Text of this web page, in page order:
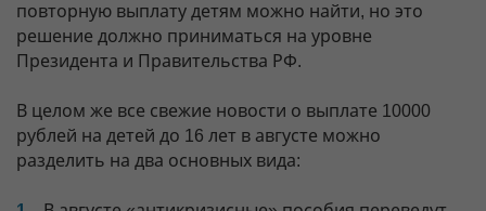
повторную выплату детям можно найти, но это
решение должно приниматься на уровне
Президента и Правительства РФ.
В целом же все свежие новости о выплате 10000
рублей на детей до 16 лет в августе можно
разделить на два основных вида: